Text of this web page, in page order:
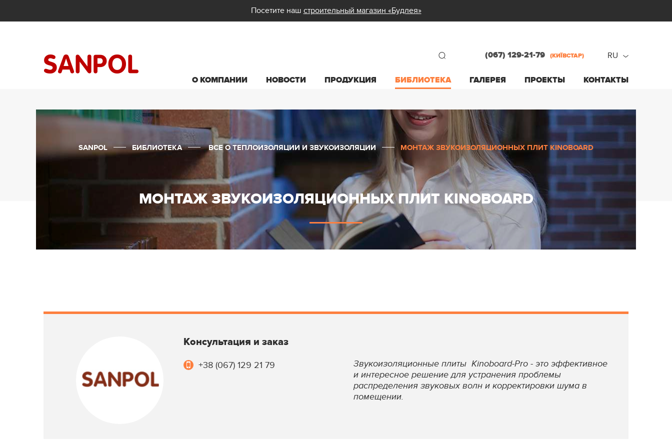
Посетите наш строительный магазин «Будлея»
О КОМПАНИИ НОВОСТИ ПРОДУКЦИЯ БИБЛИОТЕКА ГАЛЕРЕЯ ПРОЕКТЫ КОНТАКТЫ
(067) 129-21-79 (КИЇВСТАР)
RU
ua
МОНТАЖ ЗВУКОИЗОЛЯЦИОННЫХ ПЛИТ KINOBOARD
SANPOL БИБЛИОТЕКА ВСЕ О ТЕПЛОИЗОЛЯЦИИ И ЗВУКОИЗОЛЯЦИИ МОНТАЖ ЗВУКОИЗОЛЯЦИОННЫХ ПЛИТ KINOBOARD
Консультация и заказ
+38 (067) 129 21 79
Звукоизоляционные плиты Kinoboard-Pro - это эффективное
и интересное решение для устранения проблемы
распределения звуковых волн и корректировки шума в
помещении.